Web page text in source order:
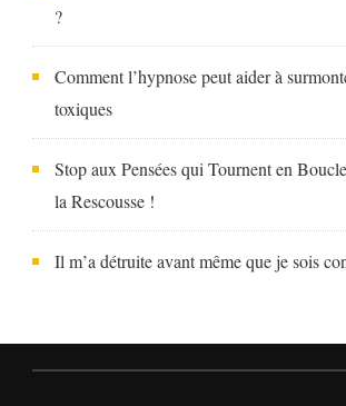
?
Comment l’hypnose peut aider à
toxiques
Stop aux Pensées qui Tournent en
la Rescousse !
Il m’a détruite avant même que je sois